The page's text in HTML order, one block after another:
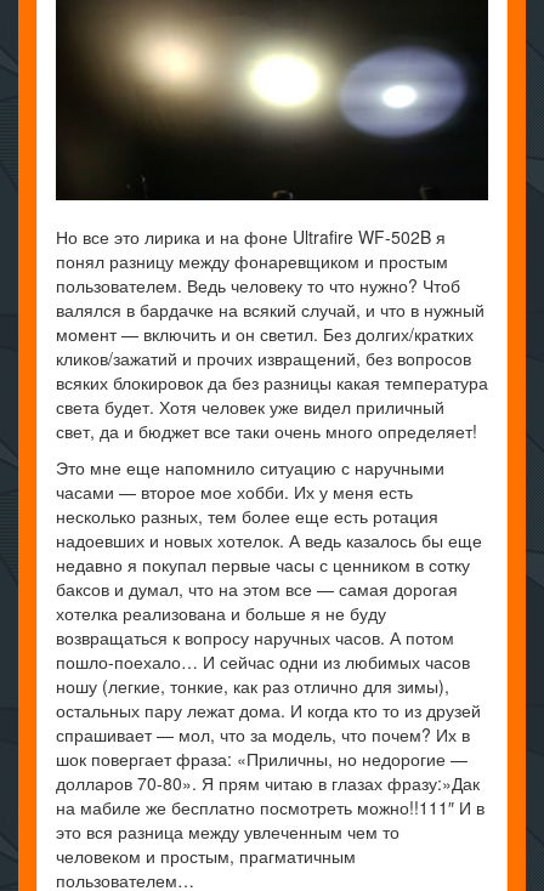
Но все это лирика и на фоне Ultrafire WF-502B я
понял разницу между фонаревщиком и простым
пользователем. Ведь человеку то что нужно? Чтоб
валялся в бардачке на всякий случай, и что в нужный
момент — включить и он светил. Без долгих/кратких
кликов/зажатий и прочих извращений, без вопросов
всяких блокировок да без разницы какая температура
света будет. Хотя человек уже видел приличный
свет, да и бюджет все таки очень много определяет!
Это мне еще напомнило ситуацию с наручными
часами — второе мое хобби. Их у меня есть
несколько разных, тем более еще есть ротация
надоевших и новых хотелок. А ведь казалось бы еще
недавно я покупал первые часы с ценником в сотку
баксов и думал, что на этом все — самая дорогая
хотелка реализована и больше я не буду
возвращаться к вопросу наручных часов. А потом
пошло-поехало… И сейчас одни из любимых часов
ношу (легкие, тонкие, как раз отлично для зимы),
остальных пару лежат дома. И когда кто то из друзей
спрашивает — мол, что за модель, что почем? Их в
шок повергает фраза: «Приличны, но недорогие —
долларов 70-80». Я прям читаю в глазах фразу:»Дак
на мабиле же бесплатно посмотреть можно!!111″ И в
это вся разница между увлеченным чем то
человеком и простым, прагматичным
пользователем…